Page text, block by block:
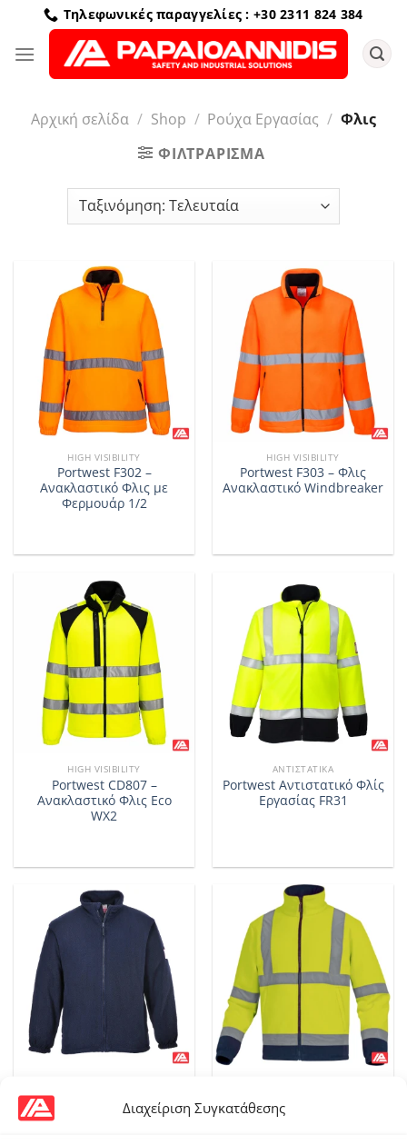
Διαχείριση Συγκατάθεσης
Μετάβαση
περιεχόμενο
Τηλεφωνικές παραγγελίες : +30 2311 824 384
Αρχική σελίδα / Shop / Ρούχα Εργασίας / Φλις
ΦΙΛΤΡΆΡΙΣΜΑ
HIGH VISIBILITY
Portwest F302 –
Ανακλαστικό Φλις με
Φερμουάρ 1/2
HIGH VISIBILITY
Portwest F303 – Φλις
Ανακλαστικό Windbreaker
HIGH VISIBILITY
Portwest CD807 –
Ανακλαστικό Φλις Eco
WX2
ΑΝΤΙΣΤΑΤΙΚΆ
Portwest Αντιστατικό Φλίς
Εργασίας FR31
Portwest Αντιστατικό Φλίς
Εργασίας FR30